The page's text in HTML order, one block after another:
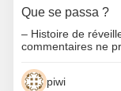
Que se passa ?
– Histoire de
commentaires ne
piwi